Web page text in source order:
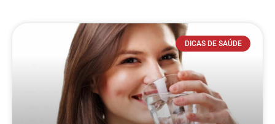
DICAS DE SAÚDE